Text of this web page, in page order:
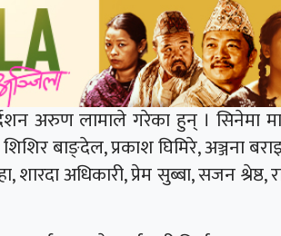
अरुण लामाले गरेका हुन् ।
बाङ्देल, प्रकाश घिमिरे, अञ्जना
शारदा अधिकारी, प्रेम सुब्बा, सजन